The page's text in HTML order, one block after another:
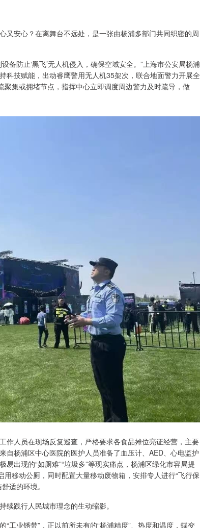
又安心？在离舞台不远处，是一张由杨浦多部门共同织密的周
防止‘黑飞’无人机侵入，确保空域安全。”上海市公安局杨浦
科技赋能，出动睿鹰警用无人机35架次，联合地面警力开展全
集或拥堵节点，指挥中心立即调度周边警力及时疏导，做
作人员在现场反复巡查，严格要求各食品摊位亮证经营，主要
杨浦区中心医院的医护人员准备了血压计、AED、心电监护
出现的“如厕难”“垃圾多”等现实痛点，杨浦区绿化市容局提
移动公厕，同时配置大量移动废物箱，安排专人进行“飞行保
适的环境。
践行人民城市理念的生动缩影。
工业锈带”，正以前所未有的“杨浦精度”、热度和温度，蝶变